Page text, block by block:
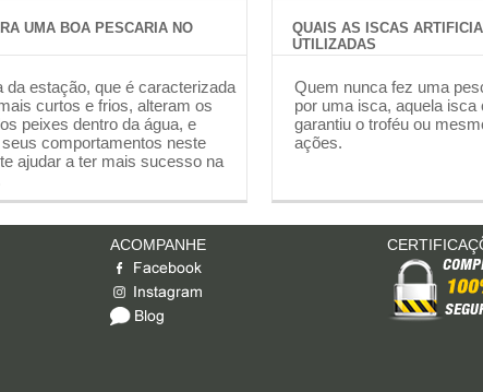
UMA BOA PESCARIA NO
da estação, que é caracterizada
curtos e frios, alteram os
peixes dentro da água, e
comportamentos neste
ajudar a ter mais sucesso na
QUAIS AS ISCAS
UTILIZADAS
Quem nunca fez uma
por uma isca, aquela isca
garantiu o troféu ou
ações.
ACOMPANHE